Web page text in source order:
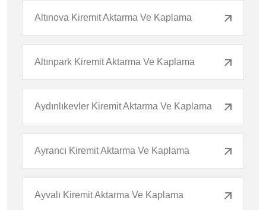
Altınova Kiremit Aktarma Ve Kaplama
Altınpark Kiremit Aktarma Ve Kaplama
Aydınlıkevler Kiremit Aktarma Ve Kaplama
Ayrancı Kiremit Aktarma Ve Kaplama
Ayvalı Kiremit Aktarma Ve Kaplama